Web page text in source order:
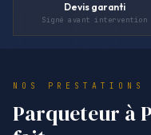
Devis garanti
Signé avant intervention
NOS PRESTATIONS
Parqueteur à